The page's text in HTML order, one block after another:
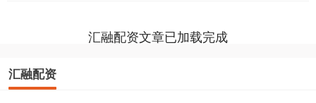
汇融配资文章已加载完成
汇融配资